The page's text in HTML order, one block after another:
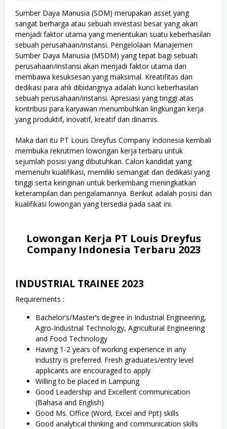
Sumber Daya Manusia (SDM) merupakan asset yang
sangat berharga atau sebuah investasi besar yang akan
menjadi faktor utama yang menentukan suatu keberhasilan
sebuah perusahaan/instansi. Pengelolaan Manajemen
Sumber Daya Manusia (MSDM) yang tepat bagi sebuah
perusahaan/instansi akan menjadi faktor utama dan
membawa kesuksesan yang maksimal. Kreatifitas dan
dedikasi para ahli dibidangnya adalah kunci keberhasilan
sebuah perusahaan/instansi. Apresiasi yang tinggi atas
kontribusi para karyawan menumbuhkan lingkungan kerja
yang produktif, inovatif, kreatif dan dinamis.
Maka dari itu PT Louis Dreyfus Company Indonesia kembali
membuka rekrutmen lowongan kerja terbaru untuk
sejumlah posisi yang dibutuhkan. Calon kandidat yang
memenuhi kualifikasi, memiliki semangat dan dedikasi yang
tinggi serta keinginan untuk berkembang meningkatkan
keterampilan dan pengalamannya. Berikut adalah posisi dan
kualifikasi lowongan yang tersedia pada saat ini.
Lowongan Kerja PT Louis Dreyfus
Company Indonesia Terbaru 2023
INDUSTRIAL TRAINEE 2023
Requirements :
Bachelor’s/Master’s degree in Industrial Engineering,
Agro-Industrial Technology, Agricultural Engineering
and Food Technology
Having 1-2 years of working experience in any
industry is preferred. Fresh graduates/entry level
applicants are encouraged to apply
Willing to be placed in Lampung
Good Leadership and Excellent communication
(Bahasa and English)
Good Ms. Office (Word, Excel and Ppt) skills
Good analytical thinking and communication skills